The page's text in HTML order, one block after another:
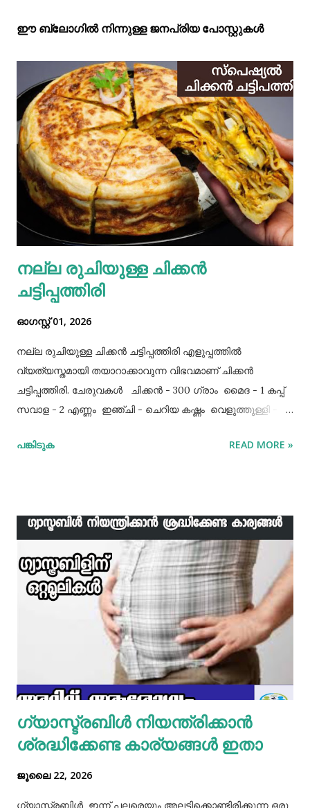
ഈ ബ്ലോഗിൽ നിന്നുള്ള ജനപ്രിയ പോസ്റ്റുകള്‍‌
നല്ല രുചിയുള്ള ചിക്കൻ
ചട്ടിപ്പത്തിരി
ഓഗസ്റ്റ് 01, 2026
നല്ല രുചിയുള്ള ചിക്കൻ ചട്ടിപ്പത്തിരി എളുപ്പത്തിൽ
വ്യത്യസ്തമായി തയാറാക്കാവുന്ന വിഭവമാണ് ചിക്കൻ
ചട്ടിപ്പത്തിരി. ചേരുവകൾ ചിക്കൻ - 300 ഗ്രാം മൈദ - 1 കപ്പ്‌
സവാള - 2 എണ്ണം ഇഞ്ചി - ചെറിയ കഷ്ണം വെളുത്തുള്ളി - 5
വിധം ചിക്കൻ കുറച്ച് ഉപ്പും കുരുമുളകുപൊടിയും
ഇഞ്ചി വെളുത്തുള്ളി, സവാള എന്നിവ ചേർത്ത് വഴറ്റാം.
ഇതിൽ പൊടികളെല്ലാം ചേർത്ത് ചൂടാക്കിയശേഷം വേവിച്ച്
മാറ്റിവച്ച ചിക്കൻ ചേർത്ത് ഒന്ന് ഇളകിയെടുക്കാം. ഇനി ഒരു
മിക്സിയുടെ ജാറിലേക്ക് മുട്ട, മൈദ, വെള്ളം പാകത്തിന് ഉപ്പ്
എന്നിവ ചേർത്ത് നന്നായിട്ട് അടിച്ചെടുക്കാം. ഇനി ഒരു പാനിൽ
മാവൊഴിച്ചു ദോശ ചുട്ടെടുക്കാം. ഇനി ഒരു പാത്രത്തിൽ മുട്ട
പൊട്ടിച്ച് ഒഴിക്കാം കൂടെത്തന്നെ പാൽ, കുരുമുളകുപൊടി, ഉപ്പ്,
മല്ലിയില എന്നിവ ചേർത്തൊരു മിക്സ്‌ തയാറാക്കാം. ഇനി
ഒരു പാനിൽ കുറച്ച് നെയ്യ് തടവിയ ശേഷം അതിൽ തയാ...
പങ്കിടുക READ MORE »
ഗ്യാസ്ട്രബിൾ നിയന്ത്രിക്കാൻ
ശ്രദ്ധിക്കേണ്ട കാര്യങ്ങൾ ഇതാ
ജൂലൈ 22, 2026
ഗ്യാസ്ട്രബിൾ ഇന്ന് പലരെയും അലട്ടിക്കൊണ്ടിരിക്കുന്ന ഒരു